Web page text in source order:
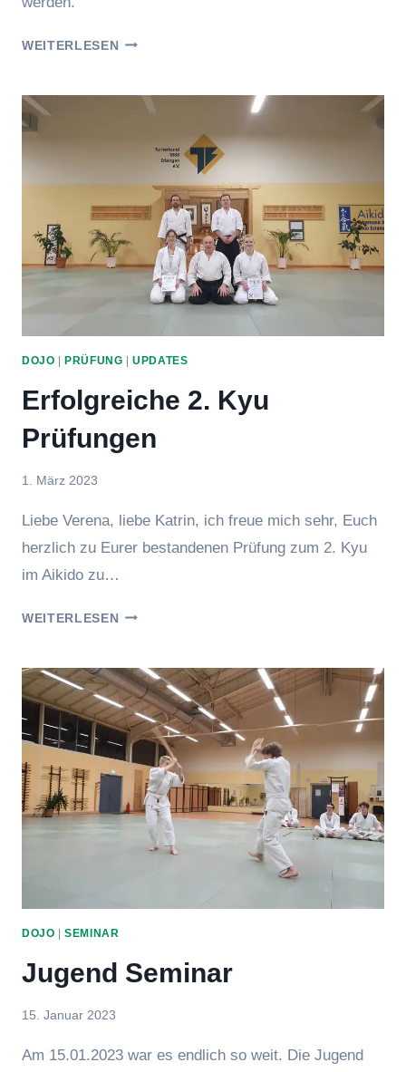
WEITERLESENERICS
AIKIDOREISE
DOJO PRÜFUNG |UPDATES
Erfolgreiche 2. Kyu
Prüfungen
Von
1. März 2023
Liebe Verena, liebe Katrin, ich freue mich sehr, Euch
herzlich zu Eurer bestandenen Prüfung zum 2. Kyu
im Aikido zu…
WEITERLESENERFOLGREICHE
PRÜFUNGEN
DOJO |SEMINAR
Jugend Seminar
Von
15. Januar 2023
Am 15.01.2023 war es endlich so weit. Die Jugend